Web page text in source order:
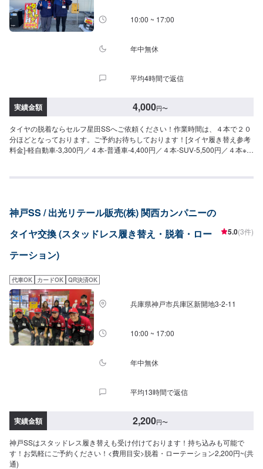
10:00 ~ 17:00
年中無休
平均4時間で返信
実績金額 4,000円〜
タイヤの脱着ならセルフ星田SSへご依頼ください！作業時間は、４本で２０
分ほどとなっております。ご予約お待ちしております！[タイヤ履き替え参考
料金]-軽自動車-3,300円／４本-普通車-4,400円／４本-SUV-5,500円／４本※持
神戸SS / 出光リテール販売(株) 関西カンパニーの
タイヤ交換 (スタッドレス履き替え・脱着・ロー
テーション)
5.0(3件)
代車OK カードOK QR決済OK
兵庫県神戸市兵庫区新開地3-2-11
10:00 ~ 17:00
年中無休
平均13時間で返信
実績金額 2,200円〜
神戸SSはスタッドレス履き替えも受け付けております！持ち込みも可能で
す！お気軽にご予約ください！<費用目安>脱着・ローテーション2,200円~(共
通)